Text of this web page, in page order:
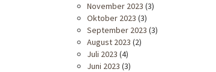
November 2023 (3)
Oktober 2023 (3)
September 2023 (3)
August 2023 (2)
Juli 2023 (4)
Juni 2023 (3)